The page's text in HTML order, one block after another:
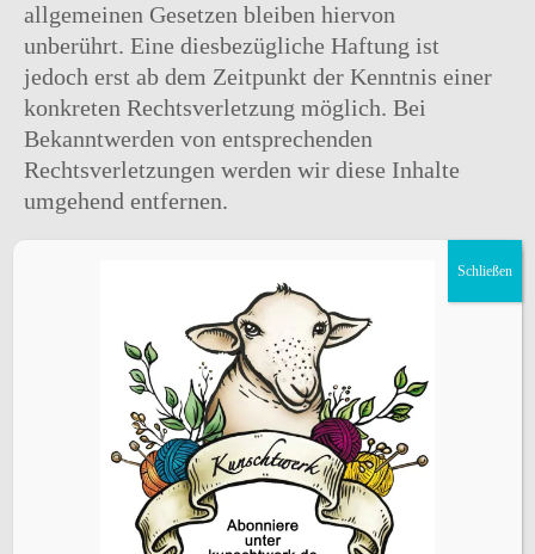
allgemeinen Gesetzen bleiben hiervon
unberührt. Eine diesbezügliche Haftung ist
jedoch erst ab dem Zeitpunkt der Kenntnis einer
konkreten Rechtsverletzung möglich. Bei
Bekanntwerden von entsprechenden
Rechtsverletzungen werden wir diese Inhalte
umgehend entfernen.
Unser Angebot enthält Links zu externen
Webseiten Dritter, auf deren Inhalte wir keinen
Einfluss haben. Deshalb können wir für diese
fremden Inhalte auch keine Gewähr
übernehmen. Für die Inhalte der verlinkten
Seiten ist stets der jeweilige Anbieter oder
Betreiber der Seiten verantwortlich. Die
verlinkten Seiten wurden zum Zeitpunkt der
Schließen